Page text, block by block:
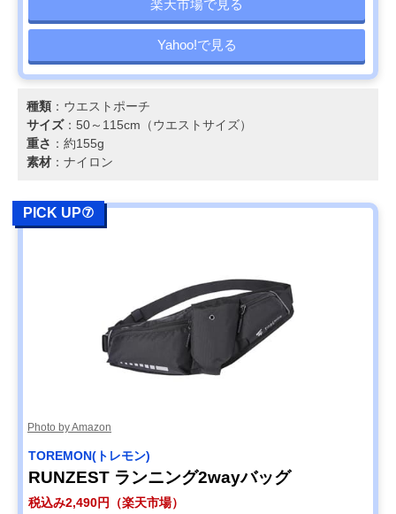
楽天市場で見る
Yahoo!で見る
種類 ：ウエストポーチ
サイズ：50～115cm（ウエストサイズ）
重さ ：約155g
素材 ：ナイロン
PICK UP⑦
Photo by Amazon
TOREMON(トレモン)
RUNZEST ランニング2wayバッグ
税込み2,490円（楽天市場）